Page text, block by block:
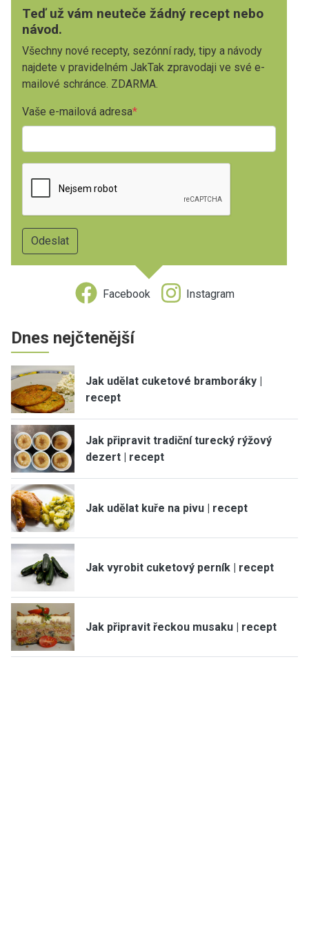
Teď už vám neuteče žádný recept nebo
návod.
Všechny nové recepty, sezónní rady, tipy a návody
najdete v pravidelném JakTak zpravodaji ve své e-
mailové schránce. ZDARMA.
Vaše e-mailová adresa
Facebook Instagram
Dnes nejčtenější
Jak udělat cuketové bramboráky |
recept
Jak připravit tradiční turecký rýžový
dezert | recept
Jak udělat kuře na pivu | recept
Jak vyrobit cuketový perník | recept
Jak připravit řeckou musaku | recept